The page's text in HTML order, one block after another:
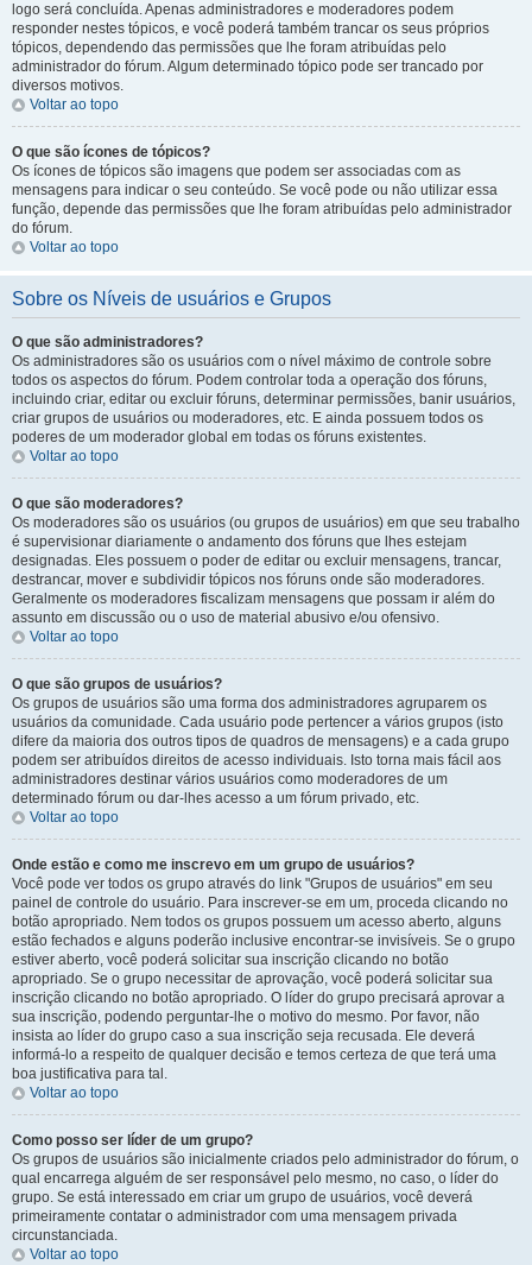
logo será concluída. Apenas administradores e moderadores podem
responder nestes tópicos, e você poderá também trancar os seus próprios
tópicos, dependendo das permissões que lhe foram atribuídas pelo
administrador do fórum. Algum determinado tópico pode ser trancado por
diversos motivos.
Voltar ao topo
O que são ícones de tópicos?
Os ícones de tópicos são imagens que podem ser associadas com as
mensagens para indicar o seu conteúdo. Se você pode ou não utilizar essa
função, depende das permissões que lhe foram atribuídas pelo administrador
do fórum.
Voltar ao topo
Sobre os Níveis de usuários e Grupos
O que são administradores?
Os administradores são os usuários com o nível máximo de controle sobre
todos os aspectos do fórum. Podem controlar toda a operação dos fóruns,
incluindo criar, editar ou excluir fóruns, determinar permissões, banir usuários,
criar grupos de usuários ou moderadores, etc. E ainda possuem todos os
poderes de um moderador global em todas os fóruns existentes.
Voltar ao topo
O que são moderadores?
Os moderadores são os usuários (ou grupos de usuários) em que seu trabalho
é supervisionar diariamente o andamento dos fóruns que lhes estejam
designadas. Eles possuem o poder de editar ou excluir mensagens, trancar,
destrancar, mover e subdividir tópicos nos fóruns onde são moderadores.
Geralmente os moderadores fiscalizam mensagens que possam ir além do
assunto em discussão ou o uso de material abusivo e/ou ofensivo.
Voltar ao topo
O que são grupos de usuários?
Os grupos de usuários são uma forma dos administradores agruparem os
usuários da comunidade. Cada usuário pode pertencer a vários grupos (isto
difere da maioria dos outros tipos de quadros de mensagens) e a cada grupo
podem ser atribuídos direitos de acesso individuais. Isto torna mais fácil aos
administradores destinar vários usuários como moderadores de um
determinado fórum ou dar-lhes acesso a um fórum privado, etc.
Voltar ao topo
Onde estão e como me inscrevo em um grupo de usuários?
Você pode ver todos os grupo através do link "Grupos de usuários" em seu
painel de controle do usuário. Para inscrever-se em um, proceda clicando no
botão apropriado. Nem todos os grupos possuem um acesso aberto, alguns
estão fechados e alguns poderão inclusive encontrar-se invisíveis. Se o grupo
estiver aberto, você poderá solicitar sua inscrição clicando no botão
apropriado. Se o grupo necessitar de aprovação, você poderá solicitar sua
inscrição clicando no botão apropriado. O líder do grupo precisará aprovar a
sua inscrição, podendo perguntar-lhe o motivo do mesmo. Por favor, não
insista ao líder do grupo caso a sua inscrição seja recusada. Ele deverá
informá-lo a respeito de qualquer decisão e temos certeza de que terá uma
boa justificativa para tal.
Voltar ao topo
Como posso ser líder de um grupo?
Os grupos de usuários são inicialmente criados pelo administrador do fórum, o
qual encarrega alguém de ser responsável pelo mesmo, no caso, o líder do
grupo. Se está interessado em criar um grupo de usuários, você deverá
primeiramente contatar o administrador com uma mensagem privada
circunstanciada.
Voltar ao topo